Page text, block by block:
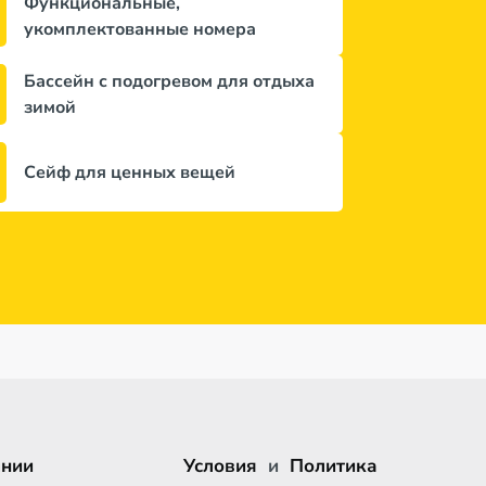
укомплектованные номера
Бассейн с подогревом для отдыха
зимой
Сейф для ценных вещей
Условия и Политика